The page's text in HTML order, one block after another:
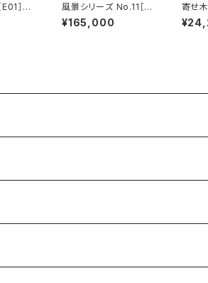
］
風景シリーズ No.11［Y
O-F11］【受注生産品】
¥165,000
寄せ木
【受注